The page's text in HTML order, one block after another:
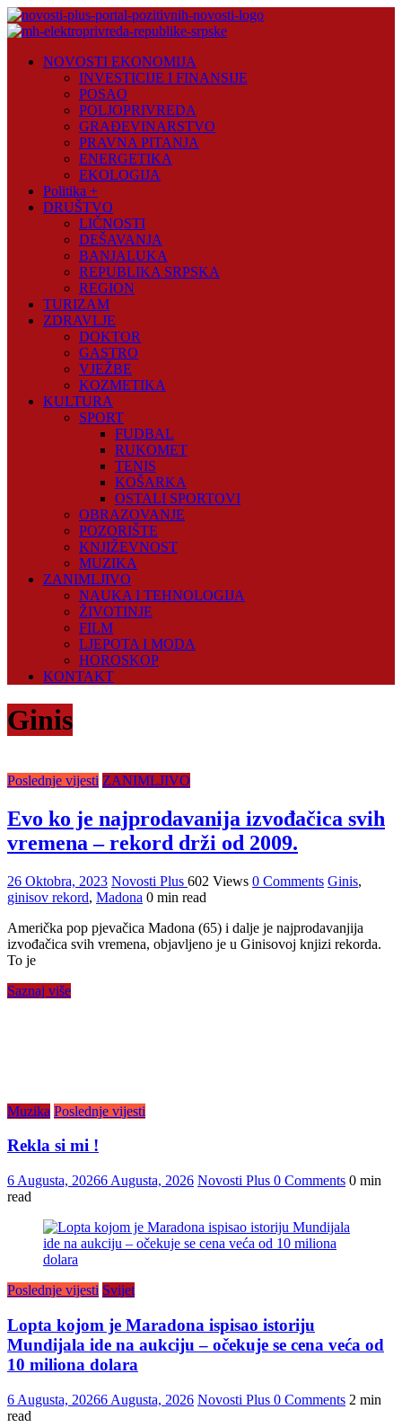
Skip
to
Plus
NOVOSTI EKONOMIJA
INVESTICIJE I FINANSIJE
POSAO
POLJOPRIVREDA
GRAĐEVINARSTVO
PRAVNA PITANJA
ENERGETIKA
EKOLOGIJA
Politika +
DRUŠTVO
LIČNOSTI
DEŠAVANJA
BANJALUKA
REPUBLIKA SRPSKA
REGION
TURIZAM
ZDRAVLJE
DOKTOR
GASTRO
VJEŽBE
KOZMETIKA
KULTURA
SPORT
FUDBAL
RUKOMET
TENIS
KOŠARKA
OSTALI SPORTOVI
OBRAZOVANJE
POZORIŠTE
KNJIŽEVNOST
MUZIKA
ZANIMLJIVO
NAUKA I TEHNOLOGIJA
ŽIVOTINJE
FILM
LJEPOTA I MODA
HOROSKOP
KONTAKT
Ginis
Poslednje vijesti ZANIMLJIVO
Evo ko je najprodavanija izvođačica svih
vremena – rekord drži od 2009.
26 Oktobra, 2023 Novosti Plus 602 Views 0 Comments Ginis,
ginisov rekord, Madona 0 min read
Američka pop pjevačica Madona (65) i dalje je najprodavanjija
izvođačica svih vremena, objavljeno je u Ginisovoj knjizi rekorda.
To je
Saznaj više
Muzika Poslednje vijesti
Rekla si mi !
6 Augusta, 20266 Augusta, 2026 Novosti Plus 0 Comments 0 min
read
Poslednje vijesti Svijet
Lopta kojom je Maradona ispisao istoriju
Mundijala ide na aukciju – očekuje se cena veća od
10 miliona dolara
6 Augusta, 20266 Augusta, 2026 Novosti Plus 0 Comments 2 min
read